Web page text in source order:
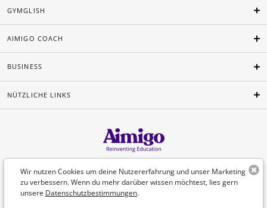
Wir nutzen Cookies um deine Nutzererfahrung und unser Marketing
zu verbessern. Wenn du mehr darüber wissen möchtest, lies gern
unsere Datenschutzbestimmungen.
GYMGLISH
AIMIGO COACH
BUSINESS
NÜTZLICHE LINKS
Deutsch
©Aimigo 2026